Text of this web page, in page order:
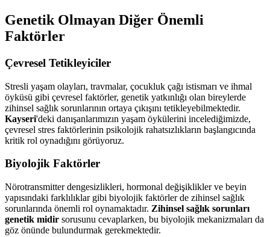
Genetik Olmayan Diğer Önemli
Faktörler
Çevresel Tetikleyiciler
Stresli yaşam olayları, travmalar, çocukluk çağı istismarı ve ihmal
öyküsü gibi çevresel faktörler, genetik yatkınlığı olan bireylerde
zihinsel sağlık sorunlarının ortaya çıkışını tetikleyebilmektedir.
Kayseri'deki danışanlarımızın yaşam öykülerini incelediğimizde,
çevresel stres faktörlerinin psikolojik rahatsızlıkların başlangıcında
kritik rol oynadığını görüyoruz.
Biyolojik Faktörler
Nörotransmitter dengesizlikleri, hormonal değişiklikler ve beyin
yapısındaki farklılıklar gibi biyolojik faktörler de zihinsel sağlık
sorunlarında önemli rol oynamaktadır. Zihinsel sağlık sorunları
genetik midir sorusunu cevaplarken, bu biyolojik mekanizmaları da
göz önünde bulundurmak gerekmektedir.